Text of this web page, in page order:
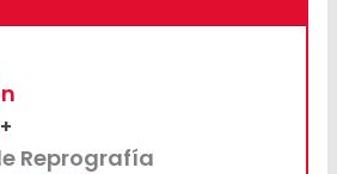
+
Reprografía